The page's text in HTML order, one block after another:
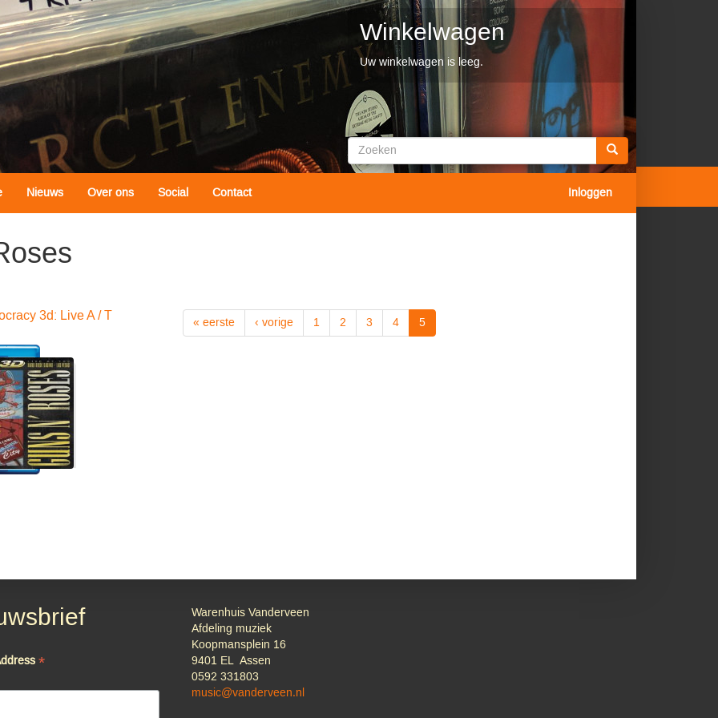
Winkelwagen
Uw winkelwagen is leeg.
Zoekveld
Zoeken
Nieuws Over ons Social Contact Inloggen
3d: Live A / T
« eerste ‹ vorige 1 2 3 4 5
*
Warenhuis Vanderveen
Afdeling muziek
Koopmansplein 16
9401 EL Assen
0592 331803
music@vanderveen.nl